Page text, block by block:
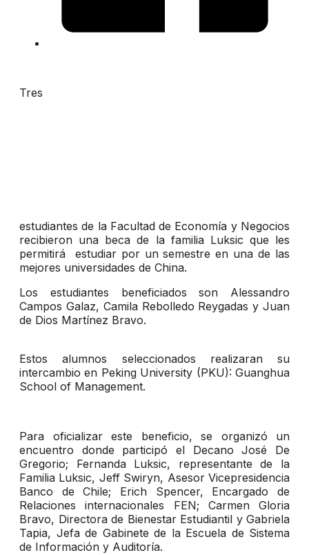
Tres
estudiantes de la Facultad de Economía y Negocios
recibieron una beca de la familia Luksic que les
permitirá estudiar por un semestre en una de las
mejores universidades de China.
Los estudiantes beneficiados son Alessandro
Campos Galaz, Camila Rebolledo Reygadas y Juan
de Dios Martínez Bravo.
Estos alumnos seleccionados realizaran su
intercambio en Peking University (PKU): Guanghua
School of Management.
Para oficializar este beneficio, se organizó un
encuentro donde participó el Decano José De
Gregorio; Fernanda Luksic, representante de la
Familia Luksic, Jeff Swiryn, Asesor Vicepresidencia
Banco de Chile; Erich Spencer, Encargado de
Relaciones internacionales FEN; Carmen Gloria
Bravo, Directora de Bienestar Estudiantil y Gabriela
Tapia, Jefa de Gabinete de la Escuela de Sistema
de Información y Auditoría.